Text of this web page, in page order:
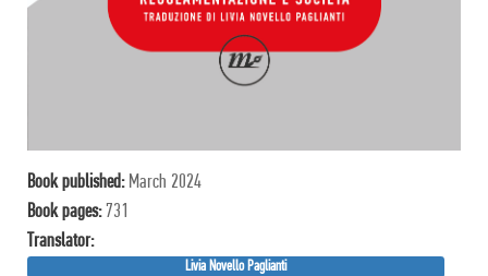
Book published: March 2024
Book pages:731
Translator:
Livia Novello Paglianti